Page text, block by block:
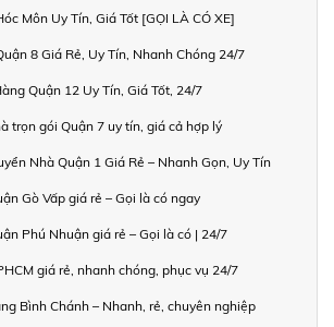
Môn Uy Tín, Giá Tốt [GỌI LÀ CÓ XE]
8 Giá Rẻ, Uy Tín, Nhanh Chóng 24/7
Quận 12 Uy Tín, Giá Tốt, 24/7
trọn gói Quận 7 uy tín, giá cả hợp lý
Nhà Quận 1 Giá Rẻ – Nhanh Gọn, Uy Tín
Gò Vấp giá rẻ – Gọi là có ngay
Phú Nhuận giá rẻ – Gọi là có | 24/7
giá rẻ, nhanh chóng, phục vụ 24/7
Bình Chánh – Nhanh, rẻ, chuyên nghiệp